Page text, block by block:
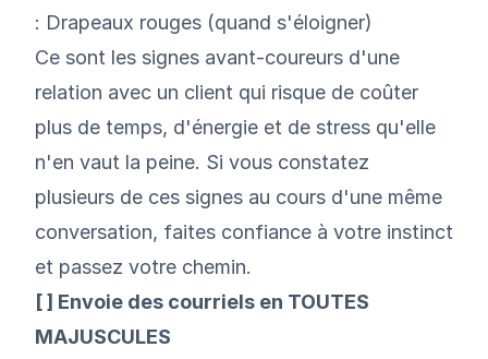
: Drapeaux rouges (quand s'éloigner)
Ce sont les signes avant-coureurs d'une
relation avec un client qui risque de coûter
plus de temps, d'énergie et de stress qu'elle
n'en vaut la peine. Si vous constatez
plusieurs de ces signes au cours d'une même
conversation, faites confiance à votre instinct
et passez votre chemin.
[ ] Envoie des courriels en TOUTES
MAJUSCULES